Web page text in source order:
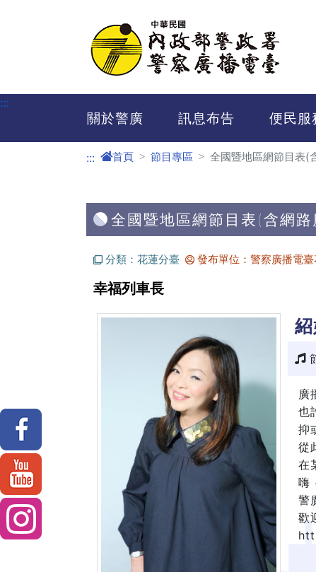
:::
關於警廣 訊息布告 便民服
::: 首頁 節目專區 全國暨地區網節目表(
全國暨地區網節目表(含網路
分類：花蓮分臺 發布單位：警察廣播電
幸福列車長
廣
也
抑
從
在
嗨
警
歡